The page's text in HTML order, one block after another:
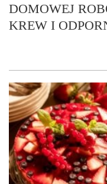
DOMOWEJ
KREW I